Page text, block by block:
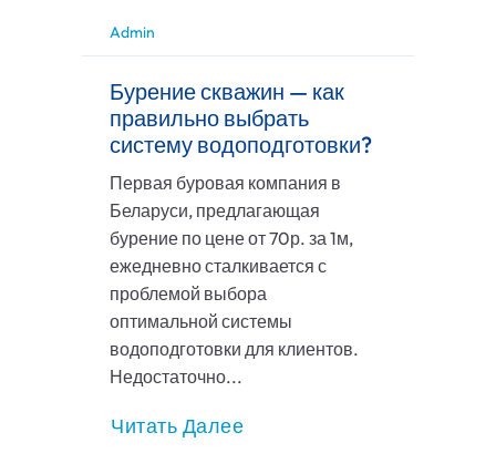
Admin
Бурение скважин — как
правильно выбрать
систему водоподготовки?
Первая буровая компания в
Беларуси, предлагающая
бурение по цене от 70р. за 1м,
ежедневно сталкивается с
проблемой выбора
оптимальной системы
водоподготовки для клиентов.
Недостаточно...
Читать Далее